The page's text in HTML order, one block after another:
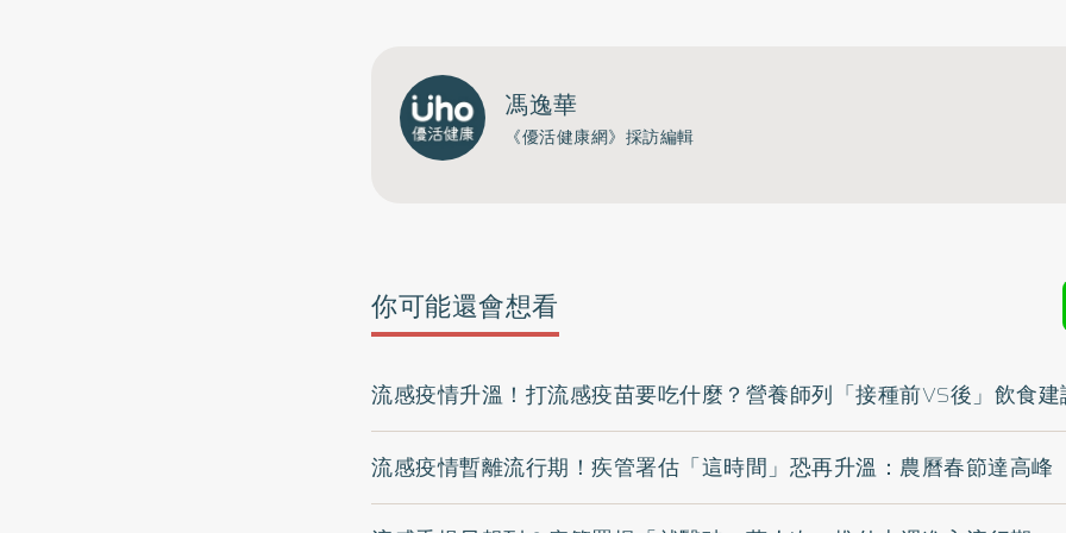
馮逸華
《優活健康網》採訪編輯
你可能還會想看
流感疫情升溫！打流感疫苗要吃什麼？營養師列「接種前VS後」飲食
流感疫情暫離流行期！疾管署估「這時間」恐再升溫：農曆春節達高峰